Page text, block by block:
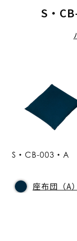
S・
S・CB-003・A
座布団（A）